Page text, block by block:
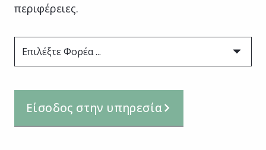
περιφέρειες.
Επιλέξτε Φορέα ...
Είσοδος στην υπηρεσία